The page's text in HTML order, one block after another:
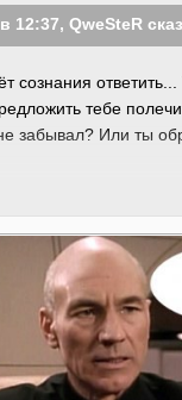
12:37, QweSteR
сознания
тебе
забывал? Или ты
то?
меня не